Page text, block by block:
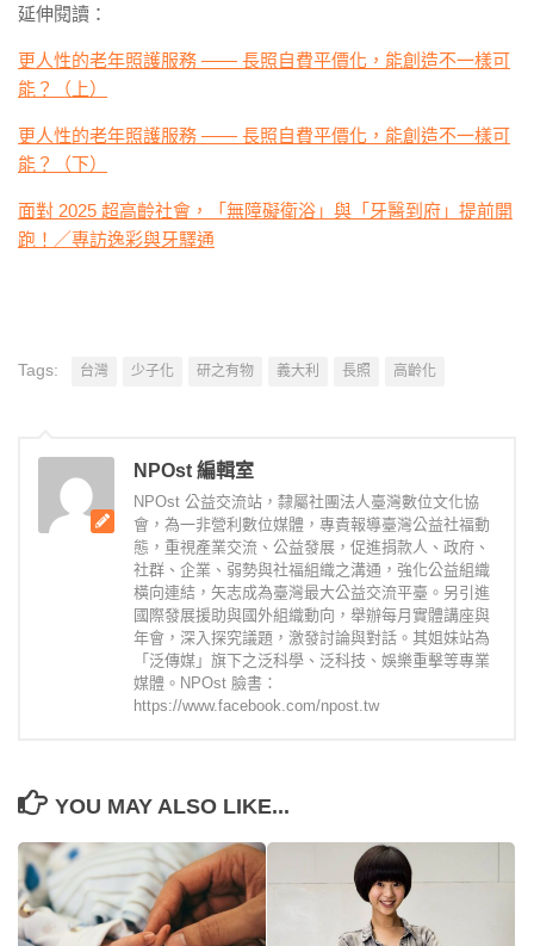
延伸閱讀：
更人性的老年照護服務 —— 長照自費平價化，能創造不一樣可
能？（上）
更人性的老年照護服務 —— 長照自費平價化，能創造不一樣可
能？（下）
面對 2025 超高齡社會，「無障礙衛浴」與「牙醫到府」提前開
跑！／專訪逸彩與牙驛通
Tags: 台灣 少子化 研之有物 義大利 長照 高齡化
NPOst 編輯室
NPOst 公益交流站，隸屬社團法人臺灣數位文化協
會，為一非營利數位媒體，專責報導臺灣公益社福動
態，重視產業交流、公益發展，促進捐款人、政府、
社群、企業、弱勢與社福組織之溝通，強化公益組織
橫向連結，矢志成為臺灣最大公益交流平臺。另引進
國際發展援助與國外組織動向，舉辦每月實體講座與
年會，深入探究議題，激發討論與對話。其姐妹站為
「泛傳媒」旗下之泛科學、泛科技、娛樂重擊等專業
媒體。NPOst 臉書：
https://www.facebook.com/npost.tw
YOU MAY ALSO LIKE...